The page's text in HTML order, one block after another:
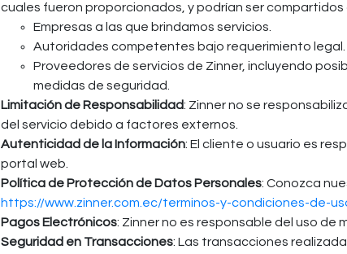
cuales fueron proporcionados, y podrían ser compartidos
Empresas a las que brindamos servicios.
Autoridades competentes bajo requerimiento legal.
Proveedores de servicios de Zinner, incluyendo
medidas de seguridad.
Limitación de Responsabilidad: Zinner no se
del servicio debido a factores externos.
Autenticidad de la Información: El cliente o usuario es
portal web.
Política de Protección de Datos Personales: Conozca
https://www.zinner.com.ec/terminos-y-condiciones-de-
Pagos Electrónicos: Zinner no es responsable del uso
Seguridad en Transacciones: Las transacciones